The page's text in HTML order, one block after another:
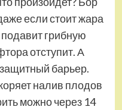
если стоит жара
грибную
отступит. А
барьер.
налив плодов
можно через 14